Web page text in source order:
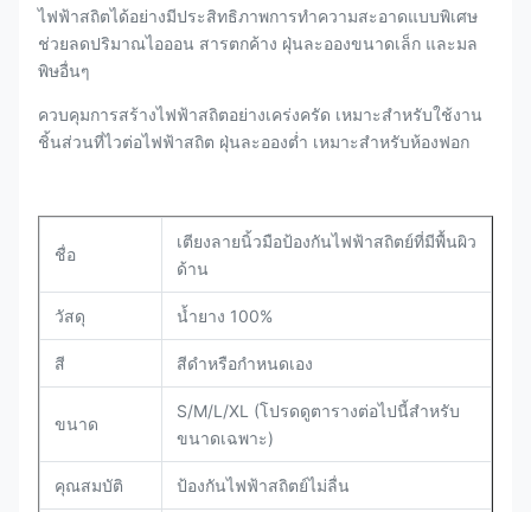
ไฟฟ้าสถิตได้อย่างมีประสิทธิภาพการทำความสะอาดแบบพิเศษ
ช่วยลดปริมาณไอออน สารตกค้าง ฝุ่นละอองขนาดเล็ก และมล
พิษอื่นๆ
ควบคุมการสร้างไฟฟ้าสถิตอย่างเคร่งครัด เหมาะสำหรับใช้งาน
ชิ้นส่วนที่ไวต่อไฟฟ้าสถิต ฝุ่นละอองต่ำ เหมาะสำหรับห้องฟอก
ชื่อ
เตียงลายนิ้วมือป้องกันไฟฟ้าสถิตย์ที่มีพื้นผิว
ด้าน
วัสดุ น้ำยาง 100%
สี สีดำหรือกำหนดเอง
ขนาด
S/M/L/XL (โปรดดูตารางต่อไปนี้สำหรับ
ขนาดเฉพาะ)
คุณสมบัติ ป้องกันไฟฟ้าสถิตย์ไม่ลื่น